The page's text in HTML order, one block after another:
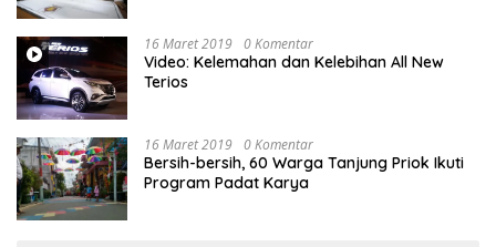
16 Maret 2019 0 Komentar
Video: Kelemahan dan Kelebihan All New
Terios
16 Maret 2019 0 Komentar
Bersih-bersih, 60 Warga Tanjung Priok Ikuti
Program Padat Karya